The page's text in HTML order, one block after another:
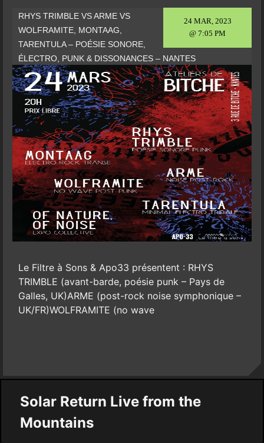
24 MAR, 2023
@ 7:05 PM
RHYS TRIMBLE VS ARME VS
WOLFRAMITE, MONTAAG,
TARENTULA – POÉSIE SONORE,
ÉLECTRO, PUNK & DISSONANCES – NANTES
Le Filtre à Sons & Apo33 présentent : RHYS
TRIMBLE (avant-barde, poésie punk – Pays de
Galles, UK)ARME (post-rock noise symphonique –
UK/FR)WOLFRAMITE (no wave
Solar Return Live from the
Mountains